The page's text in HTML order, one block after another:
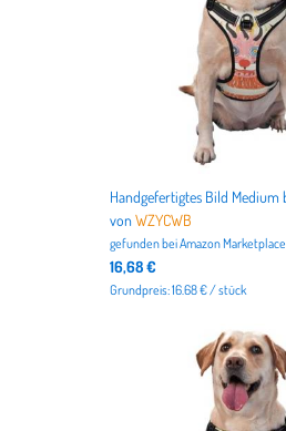
vonWZYCWB
gefunden beiAmazon Marketplace
16,68 €
Grundpreis: 16.68 € / stück